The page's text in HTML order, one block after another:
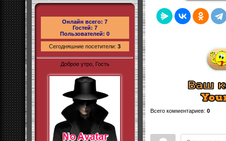
Онлайн всего: 7
Гостей: 7
Пользователей: 0
Сегодняшние посетители: 3
Доброе утро, Гость
Всего комментариев: 0